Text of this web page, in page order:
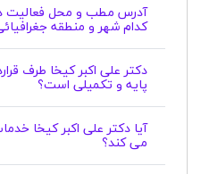
آدرس مطب و محل فعالیت
کدام شهر و منطقه
دکتر علی اکبر کیخا طرف
پایه و تکمیلی است؟
آیا دکتر علی اکبر کیخا
می کند؟